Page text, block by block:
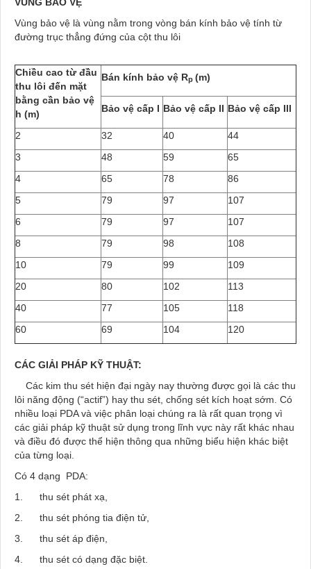
Vùng bảo vệ là vùng nằm trong vòng bán kính bảo vệ tính từ
đường trục thẳng đứng của cột thu lôi
Chiều cao từ đầu
thu lôi đến mặt
bằng cần bảo vệ
h (m)
Bán kính bảo vệ Rp (m)
Bảo vệ cấp I Bảo vệ cấp II Bảo vệ cấp III
2 32 40
44
3
48 59
65
4
65 78
86
5
79 97
107
6
79 97
107
8
79 98
108
10
79 99
109
20
80 102
113
40
77 105
118
60
69 104 120
CÁC GIẢI PHÁP KỸ THUẬT:
Các kim thu sét hiện đại ngày nay thường được gọi là các thu
lôi năng động (“actif”) hay thu sét, chống sét kích hoạt sớm. Có
nhiều loại PDA và việc phân loại chúng ra là rất quan trọng vì
các giải pháp kỹ thuật sử dụng trong lĩnh vực này rất khác nhau
và điều đó được thể hiện thông qua những biểu hiện khác biệt
của từng loại.
Có 4 dạng PDA:
1. thu sét phát xạ,
2. thu sét phóng tia điện tử,
3. thu sét áp điện,
4. thu sét có dạng đặc biệt.